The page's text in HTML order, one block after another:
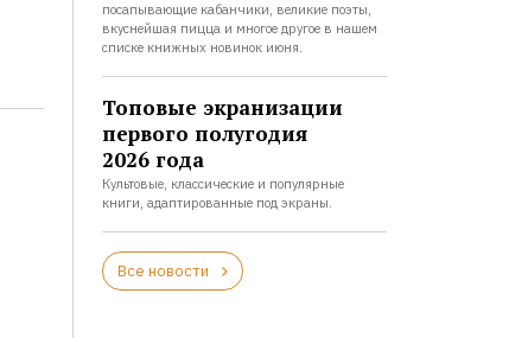
посапывающие кабанчики, великие поэты,
вкуснейшая пицца и многое другое в нашем
списке книжных новинок июня.
Топовые экранизации
первого полугодия
2026 года
Культовые, классические и популярные
книги, адаптированные под экраны.
Все новости